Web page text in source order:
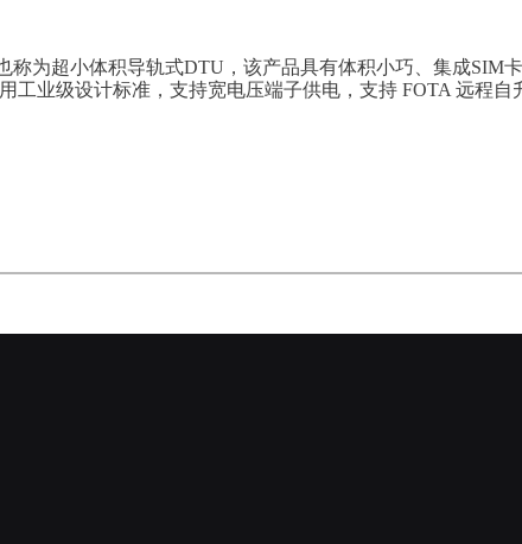
称为超小体积导轨式DTU，该产品具有体积小巧、集成SIM
业级设计标准，支持宽电压端子供电，支持 FOTA 远程自